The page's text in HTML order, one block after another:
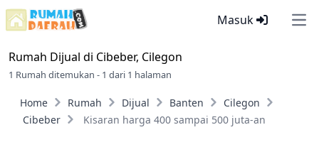
Masuk
Rumah Dijual di Cibeber, Cilegon
1 Rumah ditemukan - 1 dari 1 halaman
Home Rumah Dijual Banten
Cilegon
Cibeber
Kisaran harga 400 sampai 500 juta-an